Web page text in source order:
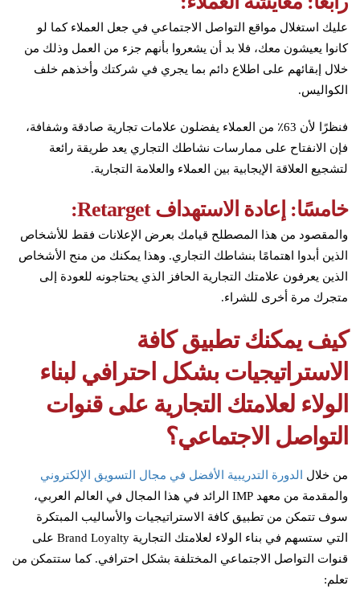
عليك استغلال مواقع التواصل الاجتماعي في جعل العملاء كما لو
كانوا يعيشون معك، فلا بد أن يشعروا بأنهم جزء من العمل وذلك من
خلال إبقائهم على اطلاع دائم بما يجري في شركتك وأخذهم خلف
الكواليس.
فنظرًا لأن 63٪ من العملاء يفضلون علامات تجارية صادقة وشفافة،
فإن الانفتاح على ممارسات نشاطك التجاري يعد طريقة رائعة
لتشجيع العلاقة الإيجابية بين العملاء والعلامة التجارية.
خامسًا: إعادة الاستهداف Retarget:
والمقصود من هذا المصطلح قيامك بعرض الإعلانات فقط للأشخاص
الذين أبدوا اهتمامًا بنشاطك التجاري. وهذا يمكنك من منح الأشخاص
الذين يعرفون علامتك التجارية الحافز الذي يحتاجونه للعودة إلى
متجرك مرة أخرى للشراء.
كيف يمكنك تطبيق كافة
الاستراتيجيات بشكل احترافي لبناء
الولاء لعلامتك التجارية على قنوات
التواصل الاجتماعي؟
من خلال
الدورة التدريبية الأفضل في مجال التسويق الإلكتروني
والمقدمة من معهد IMP الرائد في هذا المجال في العالم العربي،
سوف تتمكن من تطبيق كافة الاستراتيجيات والأساليب المبتكرة
التي ستسهم في بناء الولاء لعلامتك التجارية Brand Loyalty على
قنوات التواصل الاجتماعي المختلفة بشكل احترافي. كما ستتمكن من
تعلم: